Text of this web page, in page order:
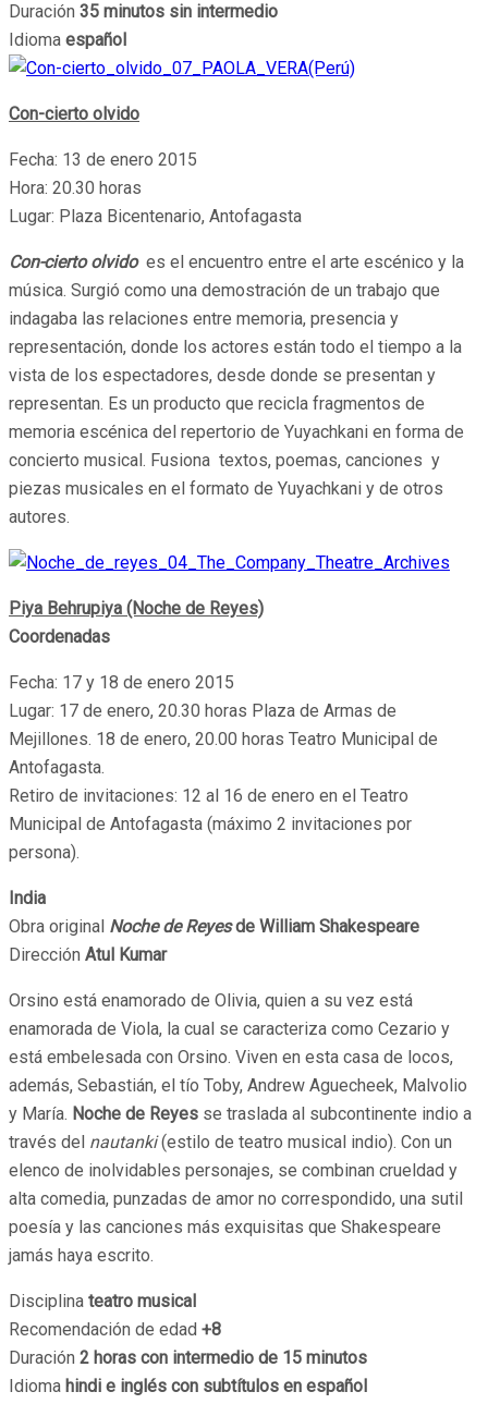
Duración 35 minutos sin intermedio
Idioma español
Con-cierto olvido
Fecha: 13 de enero 2015
Hora: 20.30 horas
Lugar: Plaza Bicentenario, Antofagasta
Con-cierto olvidoes el encuentro entre el arte escénico y la
música. Surgió como una demostración de un trabajo que
indagaba las relaciones entre memoria, presencia y
representación, donde los actores están todo el tiempo a la
vista de los espectadores, desde donde se presentan y
representan. Es un producto que recicla fragmentos de
memoria escénica del repertorio de Yuyachkani en forma de
concierto musical. Fusiona textos, poemas, canciones y
piezas musicales en el formato de Yuyachkani y de otros
autores.
Piya Behrupiya (Noche de Reyes)
Coordenadas
Fecha: 17 y 18 de enero 2015
Lugar: 17 de enero, 20.30 horas Plaza de Armas de
Mejillones. 18 de enero, 20.00 horas Teatro Municipal de
Antofagasta.
Retiro de invitaciones: 12 al 16 de enero en el Teatro
Municipal de Antofagasta (máximo 2 invitaciones por
persona).
India
Obra original Noche de Reyesde William Shakespeare
Dirección Atul Kumar
Orsino está enamorado de Olivia, quien a su vez está
enamorada de Viola, la cual se caracteriza como Cezario y
está embelesada con Orsino. Viven en esta casa de locos,
además, Sebastián, el tío Toby, Andrew Aguecheek, Malvolio
y María. Noche de Reyes se traslada al subcontinente indio a
través del nautanki(estilo de teatro musical indio). Con un
elenco de inolvidables personajes, se combinan crueldad y
alta comedia, punzadas de amor no correspondido, una sutil
poesía y las canciones más exquisitas que Shakespeare
jamás haya escrito.
Disciplina teatro musical
Recomendación de edad +8
Duración 2 horas con intermedio de 15 minutos
Idioma hindi e inglés con subtítulos en español